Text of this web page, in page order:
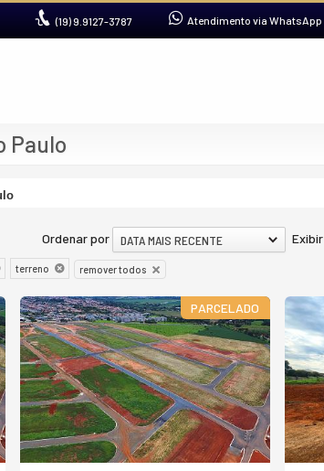
(19)9.9127-3787 Atendimento via WhatsApp
Paulo
Exibir
Ordenar por DATA MAIS RECENTE
terreno remover todos
PARCELADO